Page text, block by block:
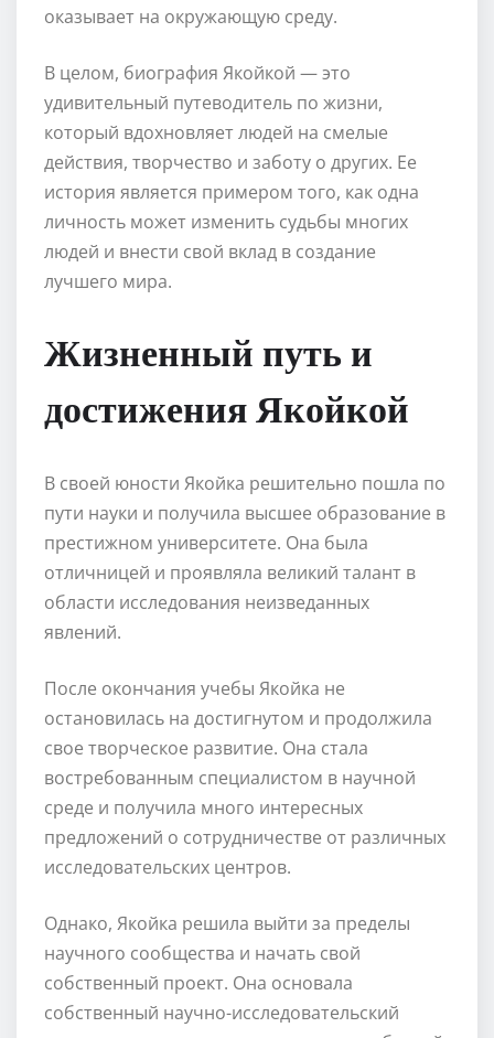
оказывает на окружающую среду.
В целом, биография Якойкой — это
удивительный путеводитель по жизни,
который вдохновляет людей на смелые
действия, творчество и заботу о других. Ее
история является примером того, как одна
личность может изменить судьбы многих
людей и внести свой вклад в создание
лучшего мира.
Жизненный путь и
достижения Якойкой
В своей юности Якойка решительно пошла по
пути науки и получила высшее образование в
престижном университете. Она была
отличницей и проявляла великий талант в
области исследования неизведанных
явлений.
После окончания учебы Якойка не
остановилась на достигнутом и продолжила
свое творческое развитие. Она стала
востребованным специалистом в научной
среде и получила много интересных
предложений о сотрудничестве от различных
исследовательских центров.
Однако, Якойка решила выйти за пределы
научного сообщества и начать свой
собственный проект. Она основала
собственный научно-исследовательский